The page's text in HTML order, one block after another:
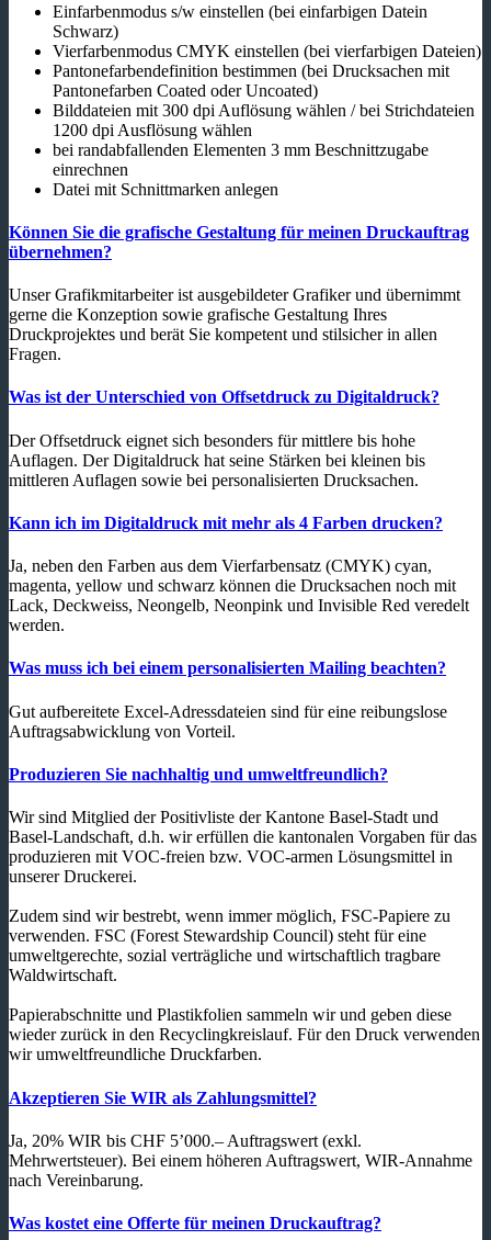
Einfarbenmodus s/w einstellen (bei einfarbigen Datein
Schwarz)
Vierfarbenmodus CMYK einstellen (bei vierfarbigen Dateien)
Pantonefarbendefinition bestimmen (bei Drucksachen mit
Pantonefarben Coated oder Uncoated)
Bilddateien mit 300 dpi Auflösung wählen / bei Strichdateien
1200 dpi Ausflösung wählen
bei randabfallenden Elementen 3 mm Beschnittzugabe
einrechnen
Datei mit Schnittmarken anlegen
Können Sie die grafische Gestaltung für meinen Druckauftrag
übernehmen?
Unser Grafikmitarbeiter ist ausgebildeter Grafiker und übernimmt
gerne die Konzeption sowie grafische Gestaltung Ihres
Druckprojektes und berät Sie kompetent und stilsicher in allen
Fragen.
Was ist der Unterschied von Offsetdruck zu Digitaldruck?
Der Offsetdruck eignet sich besonders für mittlere bis hohe
Auflagen. Der Digitaldruck hat seine Stärken bei kleinen bis
mittleren Auflagen sowie bei personalisierten Drucksachen.
Kann ich im Digitaldruck mit mehr als 4 Farben drucken?
Ja, neben den Farben aus dem Vierfarbensatz (CMYK) cyan,
magenta, yellow und schwarz können die Drucksachen noch mit
Lack, Deckweiss, Neongelb, Neonpink und Invisible Red veredelt
werden.
Was muss ich bei einem personalisierten Mailing beachten?
Gut aufbereitete Excel-Adressdateien sind für eine reibungslose
Auftragsabwicklung von Vorteil.
Produzieren Sie nachhaltig und umweltfreundlich?
Wir sind Mitglied der Positivliste der Kantone Basel-Stadt und
Basel-Landschaft, d.h. wir erfüllen die kantonalen Vorgaben für das
produzieren mit VOC-freien bzw. VOC-armen Lösungsmittel in
unserer Druckerei.
Zudem sind wir bestrebt, wenn immer möglich, FSC-Papiere zu
verwenden. FSC (Forest Stewardship Council) steht für eine
umweltgerechte, sozial verträgliche und wirtschaftlich tragbare
Waldwirtschaft.
Papierabschnitte und Plastikfolien sammeln wir und geben diese
wieder zurück in den Recyclingkreislauf. Für den Druck verwenden
wir umweltfreundliche Druckfarben.
Akzeptieren Sie WIR als Zahlungsmittel?
Ja, 20% WIR bis CHF 5’000.– Auftragswert (exkl.
Mehrwertsteuer). Bei einem höheren Auftragswert, WIR-Annahme
nach Vereinbarung.
Was kostet eine Offerte für meinen Druckauftrag?